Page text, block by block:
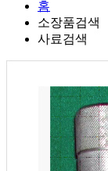
홈
소장품검색
사료검색